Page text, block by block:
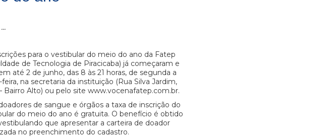
...
para o vestibular do meio do ano da Fatep
de Tecnologia de Piracicaba) já começaram e
até 2 de junho, das 8 às 21 horas, de segunda a
feira, na secretaria da instituição (Rua Silva Jardim,
Bairro Alto) ou pelo site www.vocenafatep.com.br.
de sangue e órgãos a taxa de inscrição do
do meio do ano é gratuita. O benefício é obtido
que apresentar a carteira de doador
no preenchimento do cadastro.